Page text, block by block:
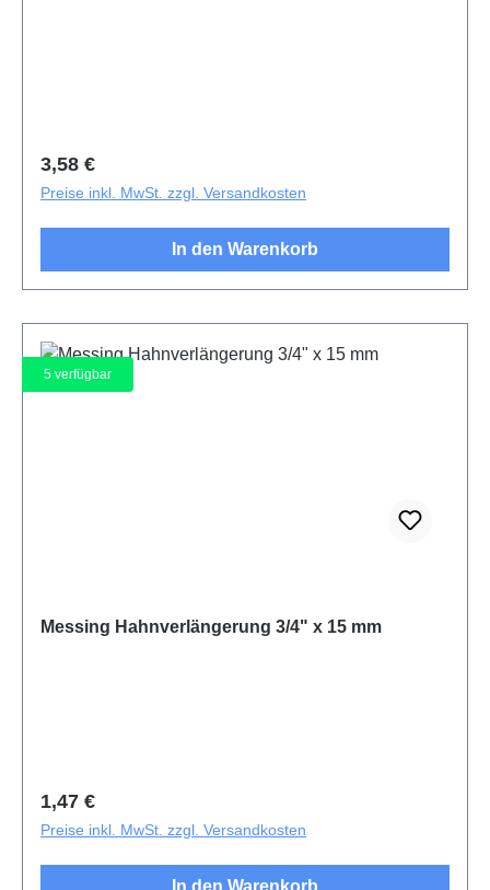
Regulärer Preis:
3,58 €
Preise inkl. MwSt. zzgl. Versandkosten
In den Warenkorb
5 verfügbar
Messing Hahnverlängerung 3/4" x 15 mm
Regulärer Preis:
1,47 €
Preise inkl. MwSt. zzgl. Versandkosten
In den Warenkorb